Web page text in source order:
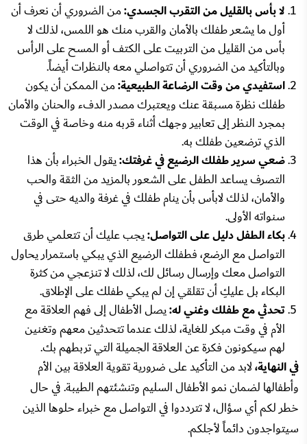
لا بأس بالقليل من التقرب الجسدي:من الضروري أن نعرف أن
أول ما يشعر طفلك بالأمان والقرب منك هو اللمس، لذلك لا
بأس من القليل من التربيت على الكتف أو المسح على الرأس
وبالتأكيد من الضروري أن تتواصلي معه بالنظرات أيضاً.
استفيدي من وقت الرضاعة الطبيعية:من الممكن أن يكون
طفلك نظرة مسبقة عنك ويعتبرك مصدر الدفء والحنان والأمان
بمجرد النظر إلى تعابير وجهك أثناء قربه منه وخاصة في الوقت
الذي ترضعين طفلك به.
ضعي سرير طفلك الرضيع في غرفتك:يقول الخبراء بأن هذا
التصرف يساعد الطفل على الشعور بالمزيد من الثقة والحب
والأمان، لذلك لابأس بأن ينام طفلك في غرفة والديه حتى في
سنواته الأولى.
بكاء الطفل دليل على التواصل:يجب عليك أن تتعلمي طرق
التواصل مع الرضع، فطفلك الرضيع الذي يبكي باستمرار يحاول
التواصل معك وإرسال رسائل لك، لذلك لا تنزعجي من كثرة
البكاء بل عليكِ أن تقلقي إن لم يبكي طفلك على الإطلاق.
تحدثي مع طفلك وغني له:يصل الأطفال إلى فهم العلاقة مع
الأم في وقت مبكر للغاية، لذلك عندما تتحدثين معهم وتغنين
لهم سيكونون فكرة عن العلاقة الجميلة التي تربطهم بك.
في النهاية،لابد من التأكيد على ضرورية تقوية العلاقة بين الأم
وأطفالها لضمان نمو الأطفال السليم وتنشئتهم الطيبة. في حال
خطر لكم أي سؤال، لا تترددوا في التواصل مع خبراء حلوها الذين
سيتواجدون دائماً لأجلكم.